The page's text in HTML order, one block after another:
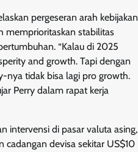
pergeseran arah kebijakan
memprioritaskan stabilitas
“Kalau di 2025
and growth. Tapi dengan
nya tidak bisa lagi pro growth.
Perry dalam rapat kerja
intervensi di pasar valuta asing,
cadangan devisa sekitar US$10